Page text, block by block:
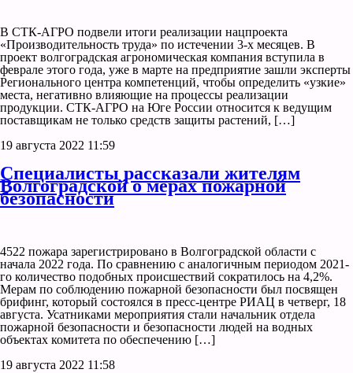
В СТК-АГРО подвели итоги реализации нацпроекта
«Производительность труда» по истечении 3-х месяцев. В
проект волгоградская агрономическая компания вступила в
феврале этого года, уже в марте на предприятие зашли эксперты
Регионального центра компетенций, чтобы определить «узкие»
места, негативно влияющие на процессы реализации
продукции. СТК-АГРО на Юге России относится к ведущим
поставщикам не только средств защиты растений, […]
19 августа 2022 11:59
Специалисты рассказали жителям
Волгоградской о мерах пожарной
безопасности
4522 пожара зарегистрировано в Волгоградской области с
начала 2022 года. По сравнению с аналогичным периодом 2021-
го количество подобных происшествий сократилось на 4,2%.
Мерам по соблюдению пожарной безопасности был посвящен
брифинг, который состоялся в пресс-центре РИАЦ в четверг, 18
августа. Усатниками мероприятия стали начальник отдела
пожарной безопасности и безопасности людей на водных
объектах комитета по обеспечению […]
19 августа 2022 11:58